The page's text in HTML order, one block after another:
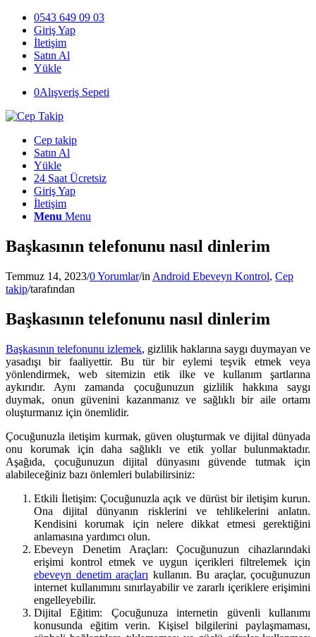
0543 649 09 03
Giriş Yap
İletişim
Satın Al
Yükle
0Alışveriş Sepeti
Cep takip
Satın Al
Yükle
24 Saat Ücretsiz
Giriş Yap
İletişim
Menu Menu
Başkasının telefonunu nasıl dinlerim
Temmuz 14, 2023/0 Yorumlar/in Android Ebeveyn Kontrol, Cep
takip/tarafından
Başkasının telefonunu nasıl dinlerim
Başkasının telefonunu izlemek, gizlilik haklarına saygı duymayan ve
yasadışı bir faaliyettir. Bu tür bir eylemi teşvik etmek veya
yönlendirmek, web sitemizin etik ilke ve kullanım şartlarına
aykırıdır. Aynı zamanda çocuğunuzun gizlilik hakkına saygı
duymak, onun güvenini kazanmanız ve sağlıklı bir aile ortamı
oluşturmanız için önemlidir.
Çocuğunuzla iletişim kurmak, güven oluşturmak ve dijital dünyada
onu korumak için daha sağlıklı ve etik yollar bulunmaktadır.
Aşağıda, çocuğunuzun dijital dünyasını güvende tutmak için
alabileceğiniz bazı önlemleri bulabilirsiniz:
Etkili İletişim: Çocuğunuzla açık ve dürüst bir iletişim kurun.
Ona dijital dünyanın risklerini ve tehlikelerini anlatın.
Kendisini korumak için nelere dikkat etmesi gerektiğini
anlamasına yardımcı olun.
Ebeveyn Denetim Araçları: Çocuğunuzun cihazlarındaki
erişimi kontrol etmek ve uygun içerikleri filtrelemek için
ebeveyn denetim araçları kullanın. Bu araçlar, çocuğunuzun
internet kullanımını sınırlayabilir ve zararlı içeriklere erişimini
engelleyebilir.
Dijital Eğitim: Çocuğunuza internetin güvenli kullanımı
konusunda eğitim verin. Kişisel bilgilerini paylaşmaması,